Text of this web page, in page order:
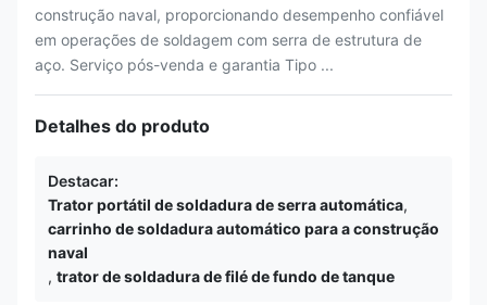
construção naval, proporcionando desempenho confiável
em operações de soldagem com serra de estrutura de
aço. Serviço pós-venda e garantia Tipo ...
Detalhes do produto
Destacar:
Trator portátil de soldadura de serra automática,
carrinho de soldadura automático para a construção
naval
, trator de soldadura de filé de fundo de tanque